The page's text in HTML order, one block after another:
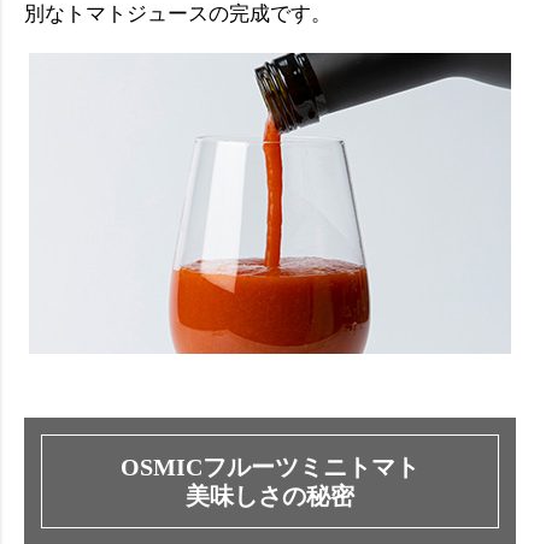
別なトマトジュースの完成です。
OSMICフルーツミニトマト
美味しさの秘密